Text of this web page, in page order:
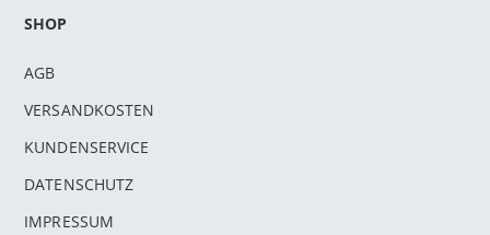
SHOP
AGB
VERSANDKOSTEN
KUNDENSERVICE
DATENSCHUTZ
IMPRESSUM